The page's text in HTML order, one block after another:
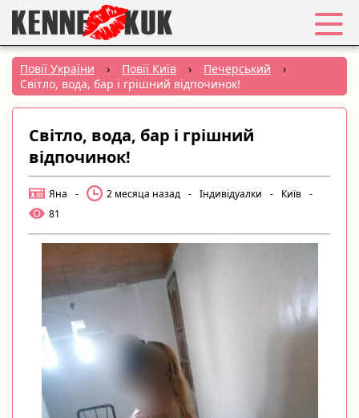
Обране
Вхід
Реєстрація
Міста:
Створити оголошення
Повії України › Повії Київ › Печерський
›
Світло, вода, бар і грішний відпочинок!
Світло, вода, бар і грішний
відпочинок!
Яна - 2 месяца назад - Індивідуалки - Київ -
81